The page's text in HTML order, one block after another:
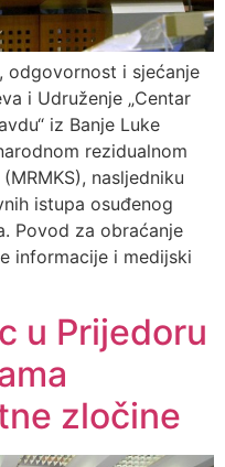
odgovornost i sjećanje
i Udruženje „Centar
iz Banje Luke
rezidualnom
nasljedniku
istupa osuđenog
Povod za obraćanje
informacije i medijski
u Prijedoru
zločine